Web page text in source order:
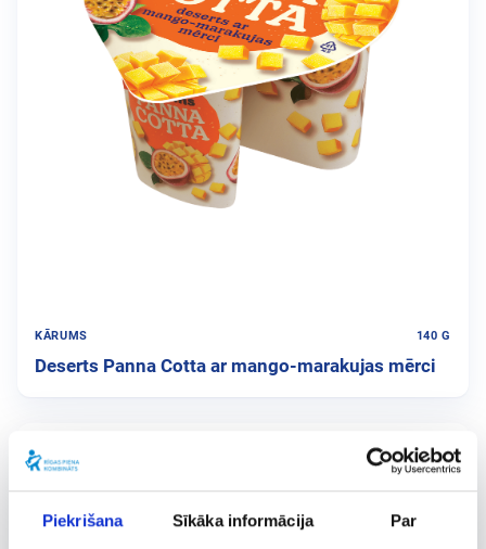
Piekrišana Sīkāka informācija Par
KĀRUMS 140 G
Deserts Panna Cotta ar mango-marakujas mērci